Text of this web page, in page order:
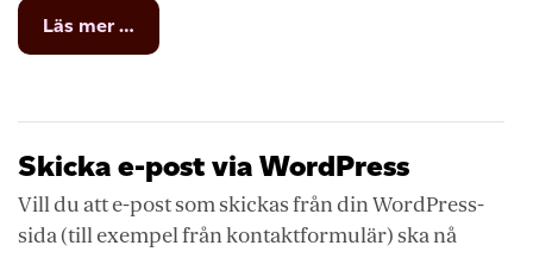
Läs mer …
Skicka
via
Skicka e-post via WordPress
Vill du att e-post som skickas från din WordPress-
sida (till exempel från kontaktformulär) ska nå